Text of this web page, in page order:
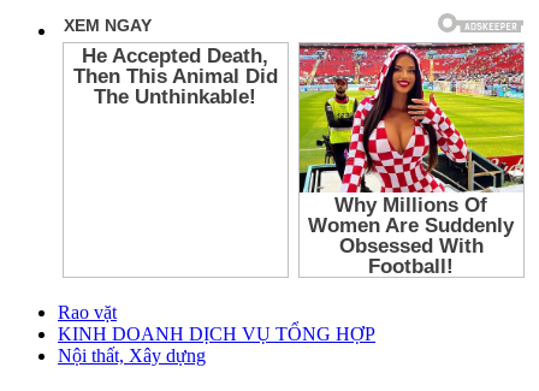
Rao vặt
KINH DOANH DỊCH VỤ TỔNG HỢP
Nội thất, Xây dựng